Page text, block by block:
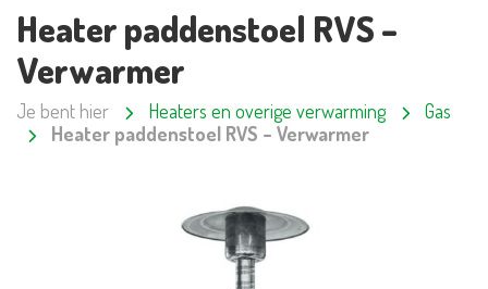
Heater paddenstoel RVS –
Verwarmer
Je bent hier Heaters en overige verwarming
Gas
Heater paddenstoel RVS – Verwarmer